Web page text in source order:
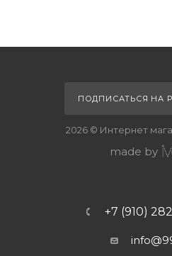
ПОДПИСАТЬСЯ НА
2026 © Интернет
made by
+7 (910)